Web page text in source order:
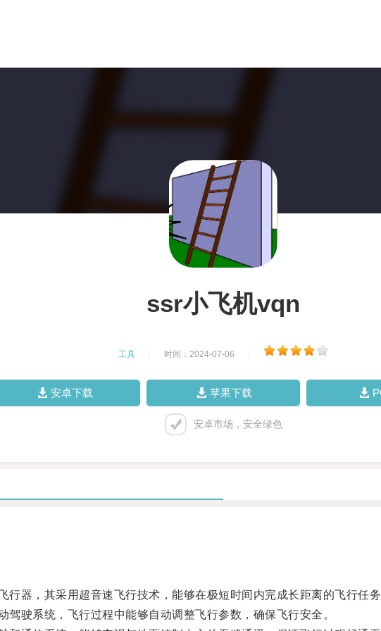
ssr小飞机vqn
工具 时间：2024-07-06
安卓下载 苹果下载
安卓市场，安全绿色
器，其采用超音速飞行技术，能够在极短时间内完成长距离的飞行任务
驶系统，飞行过程中能够自动调整飞行参数，确保飞行安全。